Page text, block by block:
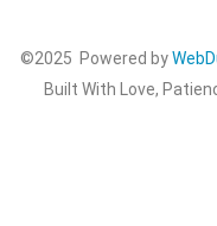
©2025 Powered by
Built With Love,